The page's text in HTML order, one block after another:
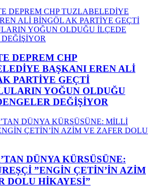
DEPREM CHP
BAŞKANI EREN ALİ
PARTİYE GEÇTİ
YOĞUN OLDUĞU
DEĞİŞİYOR
DÜNYA KÜRSÜSÜNE:
”ENGİN ÇETİN’İN AZİM
DOLU HİKAYESİ”